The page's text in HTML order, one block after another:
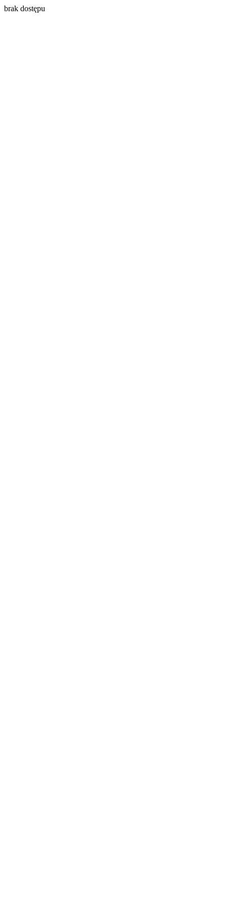
brak dostępu